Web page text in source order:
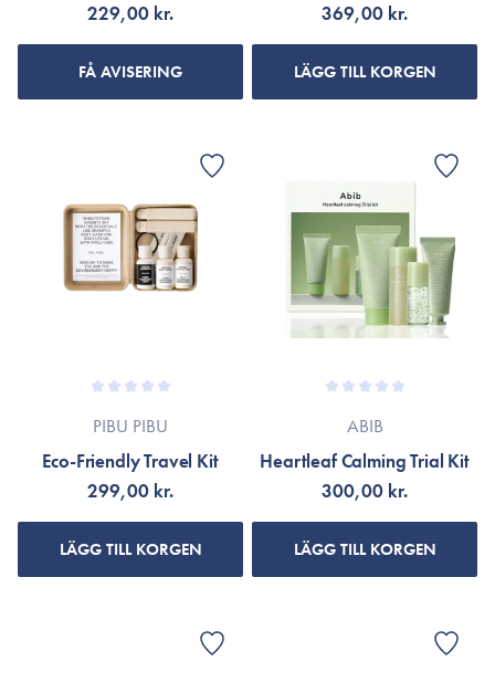
229,00 kr.
FÅ AVISERING
369,00 kr.
LÄGG TILL KORGEN
PIBU PIBU
Eco-Friendly Travel Kit
299,00 kr.
LÄGG TILL KORGEN
ABIB
Heartleaf Calming Trial Kit
300,00 kr.
LÄGG TILL KORGEN